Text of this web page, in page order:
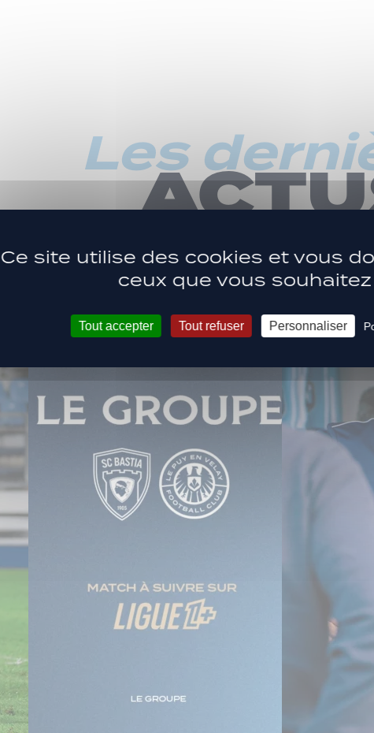
Les
Ce site utilise des cookies et vous
ceux que vous
Tout accepter Tout refuser Personnaliser